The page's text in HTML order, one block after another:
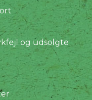
og udsolgte